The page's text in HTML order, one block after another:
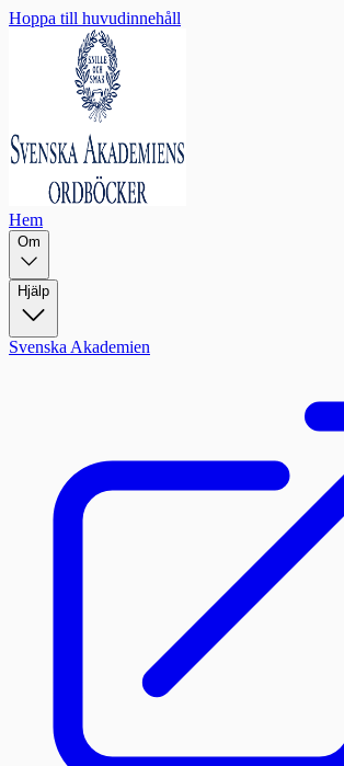
Hoppa till huvudinnehåll
Hem
Om
Hjälp
Svenska Akademien